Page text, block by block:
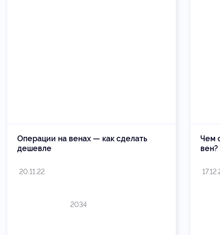
Операции на венах — как сделать
дешевле
20.11.22
2034
Чем